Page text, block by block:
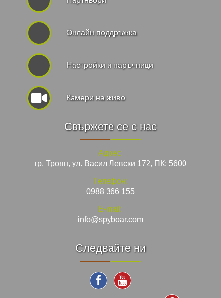
Онлайн поддръжка
Hастройки и наръчници
Камери на живо
Свържете се с нас
Адрес:
гр. Троян, ул. Васил Левски 172, ПК: 5600
Телефон:
0988 366 155
E-mail:
info@spyboar.com
Следвайте ни